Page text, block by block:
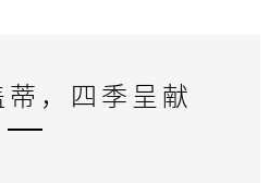
，四季呈献